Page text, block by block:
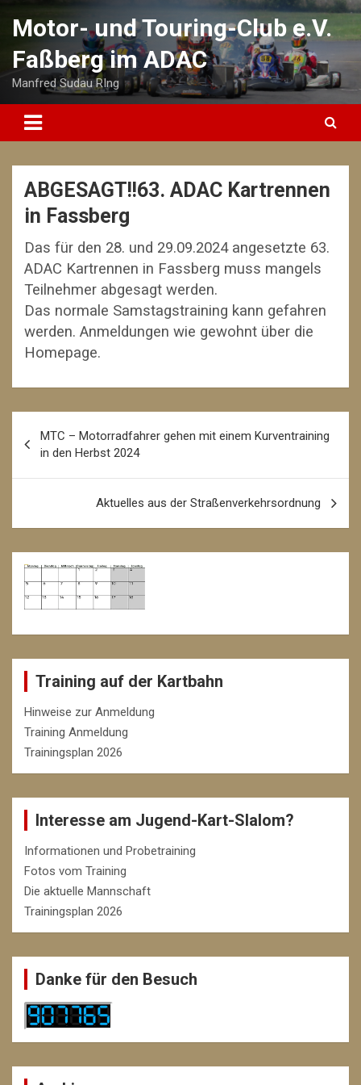
content
Motor- und Touring-Club e.V.
Faßberg im ADAC
Manfred Sudau RIng
ABGESAGT!!63. ADAC Kartrennen
in Fassberg
Das für den 28. und 29.09.2024 angesetzte 63.
ADAC Kartrennen in Fassberg muss mangels
Teilnehmer abgesagt werden.
Das normale Samstagstraining kann gefahren
werden. Anmeldungen wie gewohnt über die
Homepage.
Navigation
MTC – Motorradfahrer gehen mit einem Kurventraining
in den Herbst 2024
Aktuelles aus der Straßenverkehrsordnung
Training auf der Kartbahn
Hinweise zur Anmeldung
Training Anmeldung
Trainingsplan 2026
Interesse am Jugend-Kart-Slalom?
Informationen und Probetraining
Fotos vom Training
Die aktuelle Mannschaft
Trainingsplan 2026
Danke für den Besuch